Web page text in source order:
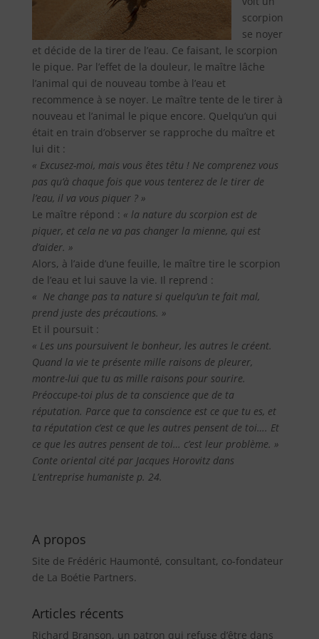
scorpion
se noyer
et décide de la tirer de l’eau. Ce faisant, le scorpion
le pique. Par l’effet de la douleur, le maître lâche
l’animal qui de nouveau tombe à l’eau et
recommence à se noyer. Le maître tente de le tirer à
nouveau et l’animal le pique encore. Quelqu’un qui
était en train d’observer se rapproche du maître et
lui dit :
« Excusez-moi, mais vous êtes têtu ! Ne comprenez vous
pas qu’à chaque fois que vous tenterez de le tirer de
l’eau, il va vous piquer ? »
Le maître répond : « la nature du scorpion est de
piquer, et cela ne va pas changer la mienne, qui est
d’aider. »
Alors, à l’aide d’une feuille, le maître tire le scorpion
de l’eau et lui sauve la vie. Il reprend :
« Ne change pas ta nature si quelqu’un te fait mal,
prend juste des précautions. »
Et il poursuit :
« Les uns poursuivent le bonheur, les autres le créent.
Quand la vie te présente mille raisons de pleurer,
montre-lui que tu as mille raisons pour sourire.
Préoccupe-toi plus de ta conscience que de ta
réputation. Parce que ta conscience est ce que tu es, et
ta réputation c’est ce que les autres pensent de toi…. Et
ce que les autres pensent de toi… c’est leur problème. »
Conte oriental cité par Jacques Horovitz dans
L’entreprise humaniste p. 24.
A propos
Site de Frédéric Haumonté, consultant, co-fondateur
de La Boétie Partners.
Articles récents
Richard Branson, un patron qui refuse d’être dans